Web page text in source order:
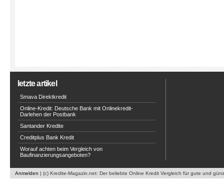
letzte artikel
Smava Direktkredit
Online-Kredit: Deutsche Bank mit Onlinekredit-
Darlehen der Postbank
Santander Kredite
Creditplus Bank Kredit
Worauf achten beim Vergleich von
Baufinanzierungsangeboten?
Anmelden | (c) Kredite-Magazin.net: Der beliebte Online Kredit Vergleich für gute und